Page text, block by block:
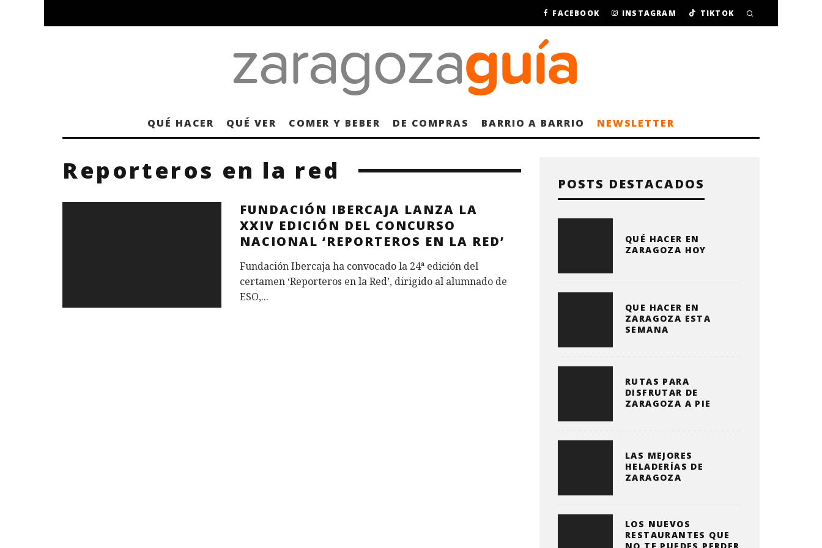
FACEBOOK INSTAGRAM TIKTOK
QUÉ HACER QUÉ VER COMER Y BEBER DE COMPRAS BARRIO A BARRIO NEWSLETTER
Reporteros en la red
FUNDACIÓN IBERCAJA LANZA LA
XXIV EDICIÓN DEL CONCURSO
NACIONAL ‘REPORTEROS EN LA RED’
Fundación Ibercaja ha convocado la 24ª edición del
certamen ‘Reporteros en la Red’, dirigido al alumnado de
ESO,...
POSTS DESTACADOS
QUÉ HACER EN
ZARAGOZA HOY
QUE HACER EN
ZARAGOZA ESTA
SEMANA
RUTAS PARA
DISFRUTAR DE
ZARAGOZA A PIE
LAS MEJORES
HELADERÍAS DE
ZARAGOZA
LOS NUEVOS
RESTAURANTES QUE
NO TE PUEDES PERDER